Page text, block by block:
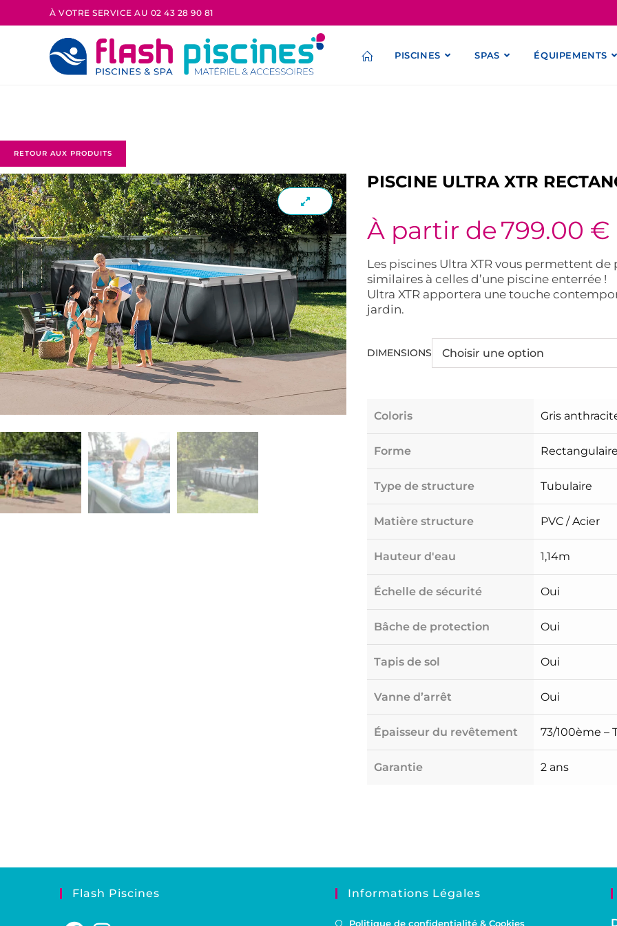
À VOTRE SERVICE AU 02 43 28 90 81
PISCINES SPAS ÉQUIPEMENTS
PISCINE ULTRA XTR
À partir de799.00 €
Les piscines Ultra XTR vous permettent
similaires à celles d’une piscine enterrée
Ultra XTR apportera une touche
jardin.
DIMENSIONS
Coloris Gris
Forme
Type de structure Tubulaire
Matière structure PVC / Acier
Hauteur d'eau 1,14m
Échelle de sécurité Oui
Bâche de protection Oui
Tapis de sol Oui
Vanne d’arrêt Oui
Épaisseur du revêtement 73/100ème –
Garantie 2 ans
Flash Piscines Informations Légales
Politique de confidentialité & Cookies